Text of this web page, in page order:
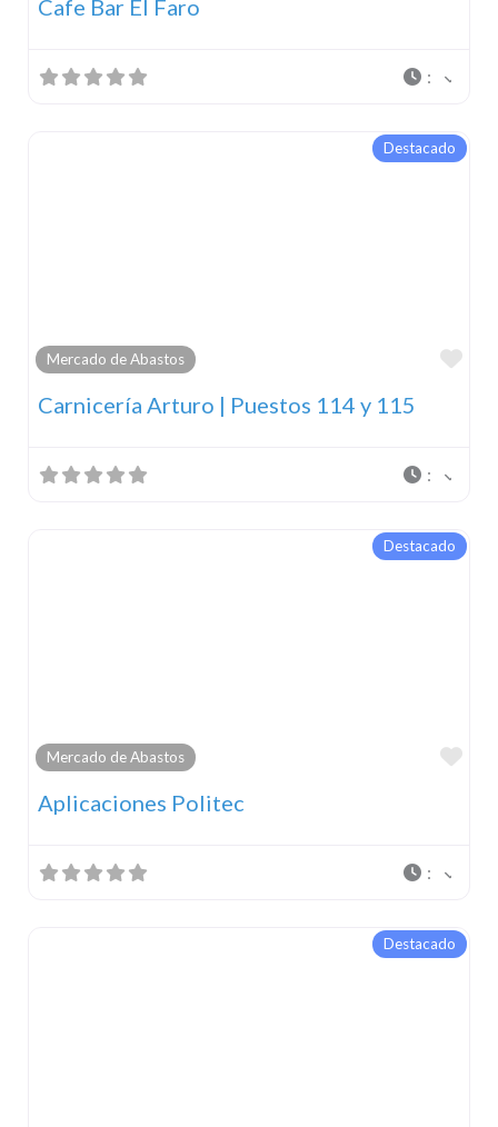
Cafe Bar El Faro
:
Destacado
Mercado de Abastos
Carnicería Arturo | Puestos 114 y 115
:
Destacado
Mercado de Abastos
Aplicaciones Politec
:
Destacado